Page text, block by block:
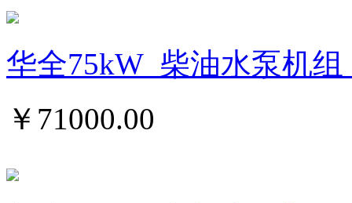
华全75kW_柴油水泵机
￥ 71000.00